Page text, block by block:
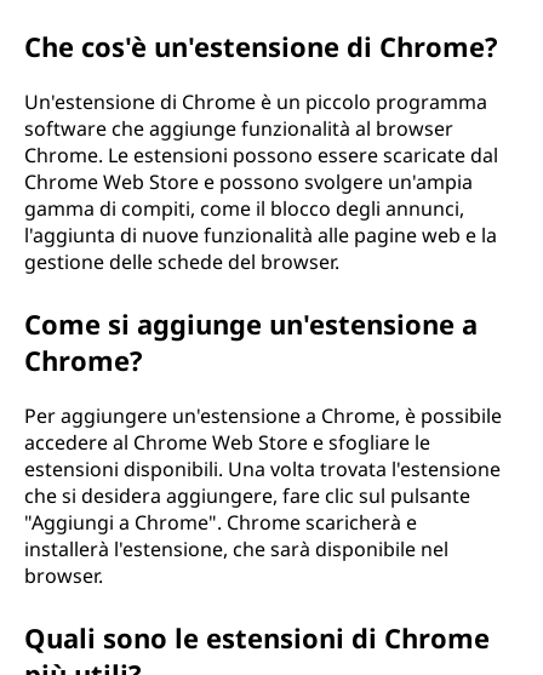
Che cos'è un'estensione di Chrome?
Un'estensione di Chrome è un piccolo programma
software che aggiunge funzionalità al browser
Chrome. Le estensioni possono essere scaricate dal
Chrome Web Store e possono svolgere un'ampia
gamma di compiti, come il blocco degli annunci,
l'aggiunta di nuove funzionalità alle pagine web e la
gestione delle schede del browser.
Come si aggiunge un'estensione a
Chrome?
Per aggiungere un'estensione a Chrome, è possibile
accedere al Chrome Web Store e sfogliare le
estensioni disponibili. Una volta trovata l'estensione
che si desidera aggiungere, fare clic sul pulsante
"Aggiungi a Chrome". Chrome scaricherà e
installerà l'estensione, che sarà disponibile nel
browser.
Quali sono le estensioni di Chrome